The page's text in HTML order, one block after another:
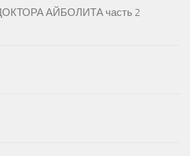
АЙБОЛИТА часть 2